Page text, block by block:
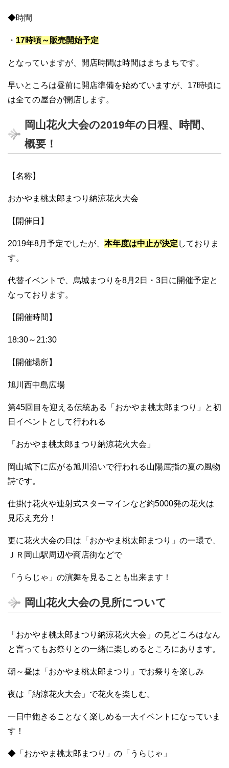
◆時間
・ 17時頃～販売開始予定
となっていますが、開店時間は時間はまちまちです。
早いところは昼前に開店準備を始めていますが、17時頃に
は全ての屋台が開店します。
岡山花火大会の2019年の日程、時間、
概要！
【名称】
おかやま桃太郎まつり納涼花火大会
【開催日】
2019年8月予定でしたが、 本年度は中止が決定 しておりま
す。
代替イベントで、烏城まつりを8月2日・3日に開催予定と
なっております。
【開催時間】
18:30～21:30
【開催場所】
旭川西中島広場
第45回目を迎える伝統ある「おかやま桃太郎まつり」と初
日イベントとして行われる
「おかやま桃太郎まつり納涼花火大会」
岡山城下に広がる旭川沿いで行われる山陽屈指の夏の風物
詩です。
仕掛け花火や連射式スターマインなど約5000発の花火は
見応え充分！
更に花火大会の日は「おかやま桃太郎まつり」の一環で、
ＪＲ岡山駅周辺や商店街などで
「うらじゃ」の演舞を見ることも出来ます！
岡山花火大会の見所について
「おかやま桃太郎まつり納涼花火大会」の見どころはなん
と言ってもお祭りとの一緒に楽しめるところにあります。
朝～昼は「おかやま桃太郎まつり」でお祭りを楽しみ
夜は「納涼花火大会」で花火を楽しむ。
一日中飽きることなく楽しめる一大イベントになっていま
す！
◆「おかやま桃太郎まつり」の「うらじゃ」